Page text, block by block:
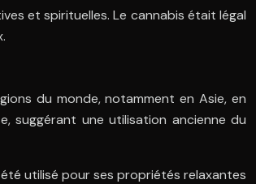
et spirituelles. Le cannabis était légal
du monde, notamment en Asie, en
suggérant une utilisation ancienne du
été utilisé pour ses propriétés relaxantes